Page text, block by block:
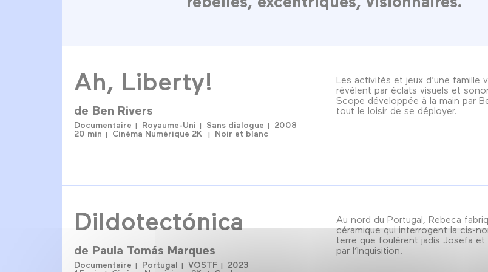
Ah, Liberty!
de Ben Rivers
Documentaire Royaume-Uni Sans dialogue
2008
20 min
Cinéma Numérique 2K Noir et blanc
Les activités et jeux d’une famille
révèlent par éclats visuels et
Scope développée à la main par
tout le loisir de se déployer.
Dildotectónica
de Paula Tomás Marques
Documentaire Portugal VOSTF
2023
Au nord du Portugal, Rebeca
céramique qui interrogent la cis-
terre que foulèrent jadis Josefa et
par l’Inquisition.